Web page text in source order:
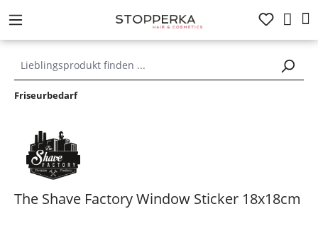
springen
Friseurbedarf
The Shave Factory Window Sticker 18x18cm